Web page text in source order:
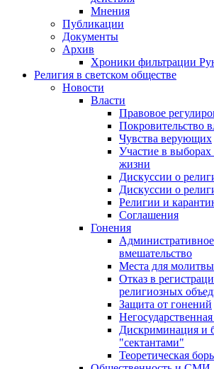
Мнения
Публикации
Документы
Архив
Хроники фильтрации
Религия в светском обществе
Новости
Власти
Правовое
Покровительство
Чувства верующих
Участие в
жизни
Дискуссии о
Дискуссии о
Религии и
Соглашения
Гонения
вмешательство
Места для молитвы
Отказ в
религиозных
Защита от гонений
Дискриминация и
"сектантами"
Теоретическая